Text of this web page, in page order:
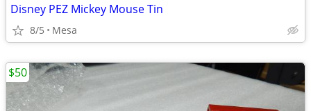
Disney PEZ Mickey Mouse Tin
8/5 Mesa
$50